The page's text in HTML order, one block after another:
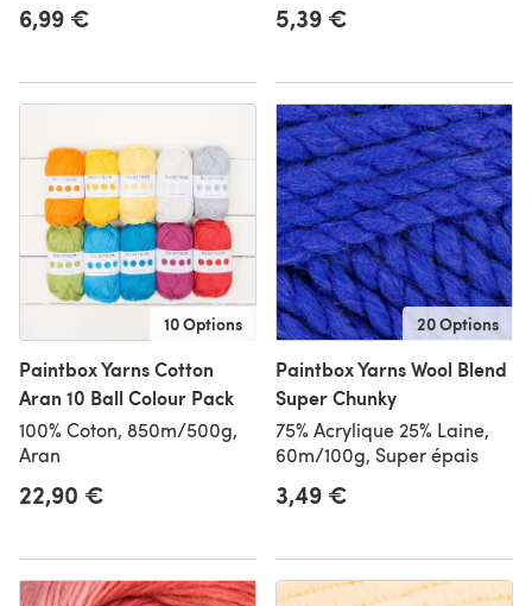
6,99 € 5,39 €
10 Options
Paintbox Yarns Cotton
Aran 10 Ball Colour Pack
100% Coton, 850m/500g,
Aran
22,90 €
20 Options
Paintbox Yarns Wool Blend
Super Chunky
75% Acrylique 25% Laine,
60m/100g, Super épais
3,49 €